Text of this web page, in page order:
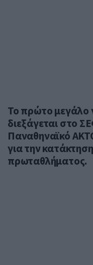
Το πρώτο μεγάλο
διεξάγεται στο
Παναθηναϊκό
για την
πρωταθλήματος.